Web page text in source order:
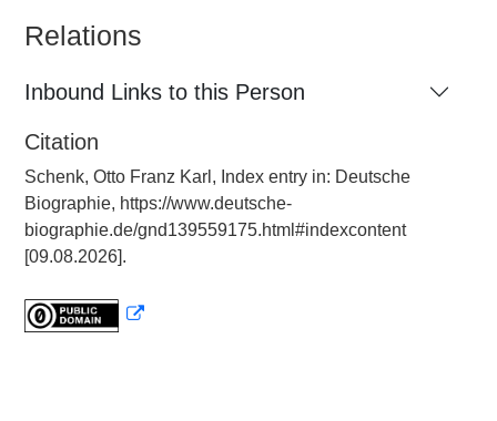
Relations
Inbound Links to this Person
Citation
Schenk, Otto Franz Karl, Index entry in: Deutsche
Biographie, https://www.deutsche-
biographie.de/gnd139559175.html#indexcontent
[09.08.2026].